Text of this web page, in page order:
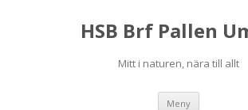
HSB Brf Pallen
Mitt i naturen, nära till allt
Meny